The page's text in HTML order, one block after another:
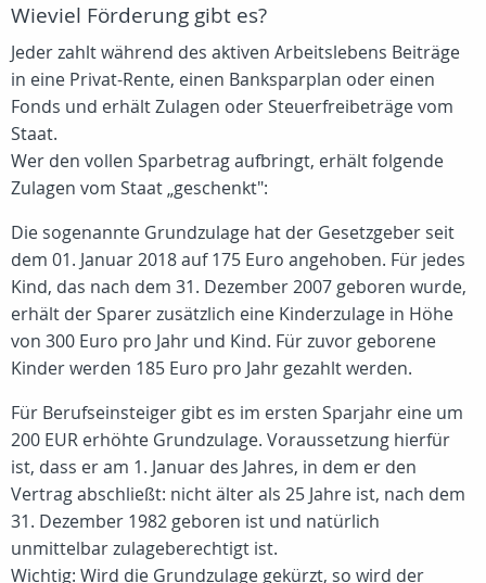
Wieviel Förderung gibt es?
Jeder zahlt während des aktiven Arbeitslebens Beiträge
in eine Privat-Rente, einen Banksparplan oder einen
Fonds und erhält Zulagen oder Steuerfreibeträge vom
Staat.
Wer den vollen Sparbetrag aufbringt, erhält folgende
Zulagen vom Staat „geschenkt":
Die sogenannte Grundzulage hat der Gesetzgeber seit
dem 01. Januar 2018 auf 175 Euro angehoben. Für jedes
Kind, das nach dem 31. Dezember 2007 geboren wurde,
erhält der Sparer zusätzlich eine Kinderzulage in Höhe
von 300 Euro pro Jahr und Kind. Für zuvor geborene
Kinder werden 185 Euro pro Jahr gezahlt werden.
Für Berufseinsteiger gibt es im ersten Sparjahr eine um
200 EUR erhöhte Grundzulage. Voraussetzung hierfür
ist, dass er am 1. Januar des Jahres, in dem er den
Vertrag abschließt: nicht älter als 25 Jahre ist, nach dem
31. Dezember 1982 geboren ist und natürlich
unmittelbar zulageberechtigt ist.
Wichtig: Wird die Grundzulage gekürzt, so wird der